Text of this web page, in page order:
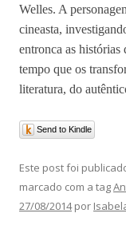
Welles. A
cineasta,
entronca as histórias
tempo que os
literatura, do
Send to Kindle
Este post foi
marcado com a tag
27/08/2014por